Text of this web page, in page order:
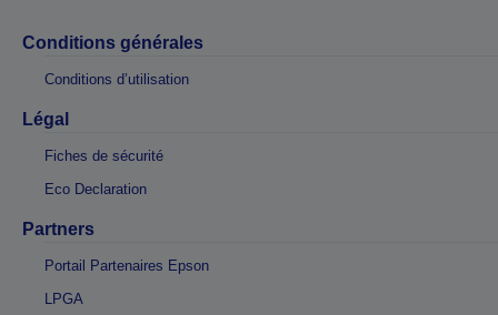
Conditions générales
Conditions d’utilisation
Légal
Fiches de sécurité
Eco Declaration
Partners
Portail Partenaires Epson
LPGA